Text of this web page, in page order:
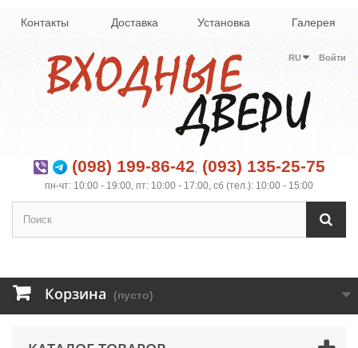
Контакты Доставка Установка Галерея
Войти
RU
(098) 199-86-42, (093) 135-25-75
пн-чт: 10:00 - 19:00, пт: 10:00 - 17:00, сб (тел.): 10:00 - 15:00
Корзина (пусто)